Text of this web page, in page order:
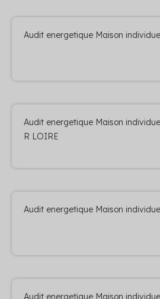
Audit energetique Maison
Audit energetique Maison
R LOIRE
Audit energetique Maison
Audit energetique Maison